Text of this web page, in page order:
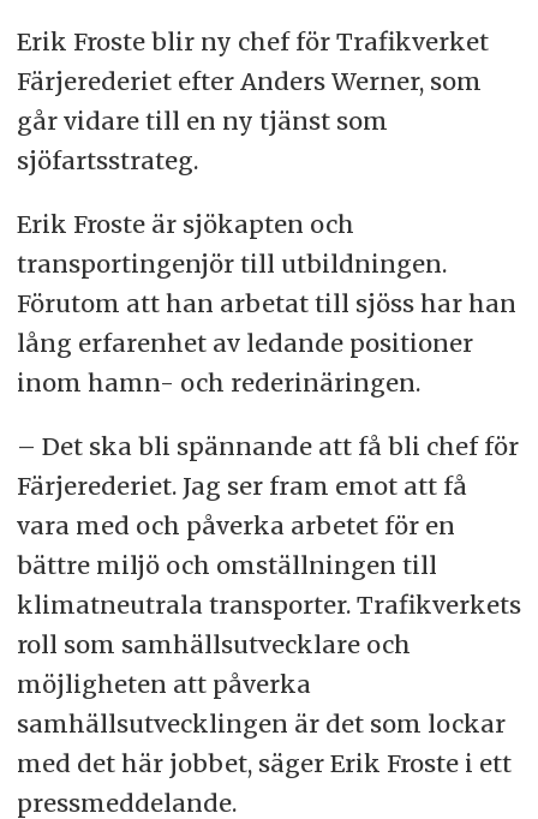
Erik Froste blir ny chef för Trafikverket
Färjerederiet efter Anders Werner, som
går vidare till en ny tjänst som
sjöfartsstrateg.
Erik Froste är sjökapten och
transportingenjör till utbildningen.
Förutom att han arbetat till sjöss har han
lång erfarenhet av ledande positioner
inom hamn- och rederinäringen.
– Det ska bli spännande att få bli chef för
Färjerederiet. Jag ser fram emot att få
vara med och påverka arbetet för en
bättre miljö och omställningen till
klimatneutrala transporter. Trafikverkets
roll som samhällsutvecklare och
möjligheten att påverka
samhällsutvecklingen är det som lockar
med det här jobbet, säger Erik Froste i ett
pressmeddelande.